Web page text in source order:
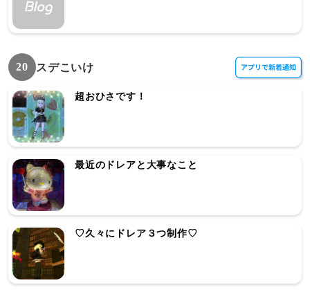
20 スデこいけ
超おひさです！
最近のドレアと大事なこと
♡久々にドレア３つ制作♡